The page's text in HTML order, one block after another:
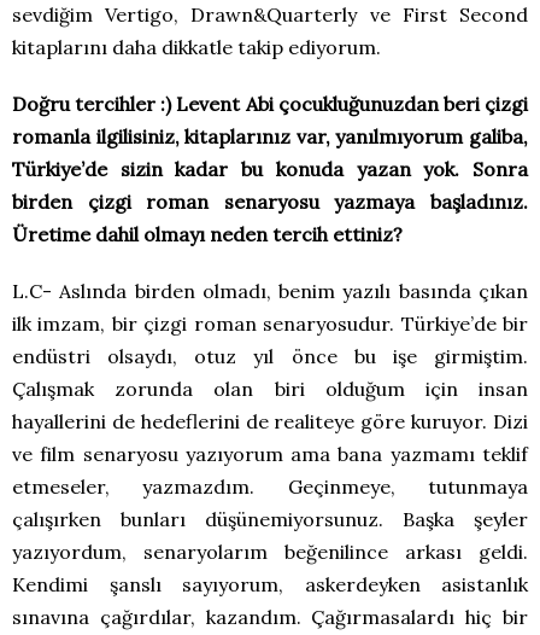
sevdiğim Vertigo, Drawn&Quarterly ve First Second
kitaplarını daha dikkatle takip ediyorum.
Doğru tercihler :) Levent Abi çocukluğunuzdan beri çizgi
romanla ilgilisiniz, kitaplarınız var, yanılmıyorum galiba,
Türkiye’de sizin kadar bu konuda yazan yok. Sonra
birden çizgi roman senaryosu yazmaya başladınız.
Üretime dahil olmayı neden tercih ettiniz?
L.C- Aslında birden olmadı, benim yazılı basında çıkan
ilk imzam, bir çizgi roman senaryosudur. Türkiye’de bir
endüstri olsaydı, otuz yıl önce bu işe girmiştim.
Çalışmak zorunda olan biri olduğum için insan
hayallerini de hedeflerini de realiteye göre kuruyor. Dizi
ve film senaryosu yazıyorum ama bana yazmamı teklif
etmeseler, yazmazdım. Geçinmeye, tutunmaya
çalışırken bunları düşünemiyorsunuz. Başka şeyler
yazıyordum, senaryolarım beğenilince arkası geldi.
Kendimi şanslı sayıyorum, askerdeyken asistanlık
sınavına çağırdılar, kazandım. Çağırmasalardı hiç bir